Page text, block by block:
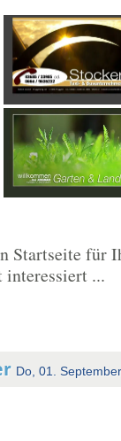
Startseite für
interessiert ...
Do, 01.